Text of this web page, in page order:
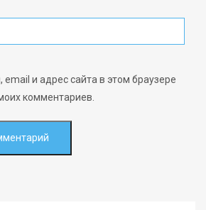
и адрес сайта в этом браузере
комментариев.